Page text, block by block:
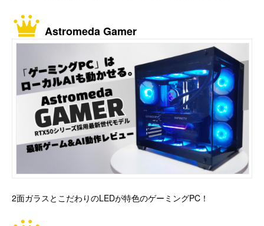
Astromeda Gamer
2面ガラスとこだわりのLEDが特色のゲーミングPC！